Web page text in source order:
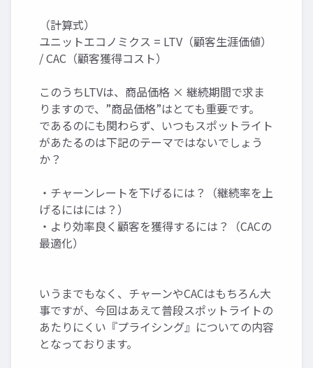
（計算式）
ユニットエコノミクス = LTV（顧客生涯価値）
/ CAC（顧客獲得コスト）
このうちLTVは、商品価格 × 継続期間で求ま
りますので、”商品価格”はとても重要です。
であるのにも関わらず、いつもスポットライト
があたるのは下記のテーマではないでしょう
か？
・チャーンレートを下げるには？（継続率を上
げるにはには？）
・より効率良く顧客を獲得するには？（CACの
最適化）
いうまでもなく、チャーンやCACはもちろん大
事ですが、今回はあえて普段スポットライトの
あたりにくい『プライシング』についての内容
となっております。